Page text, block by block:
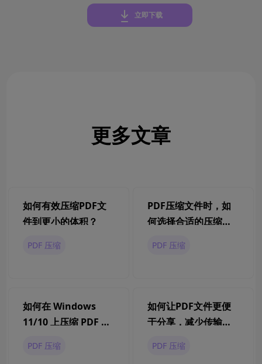
立即下载
更多文章
如何有效压缩PDF文
件到更小的体积？
PDF 压缩
PDF压缩文件时，如
何选择合适的压缩
PDF 压缩
如何在 Windows
11/10 上压缩 PDF 文
PDF 压缩
如何让PDF文件更便
于分享，减少传输时
PDF 压缩